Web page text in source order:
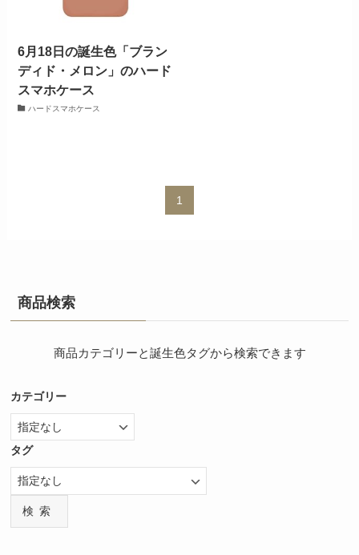
6月18日の誕生色「ブラン
ディド・メロン」のハード
スマホケース
ハードスマホケース
1
商品検索
商品カテゴリーと誕生色タグから検索できます
カテゴリー
タグ
検索